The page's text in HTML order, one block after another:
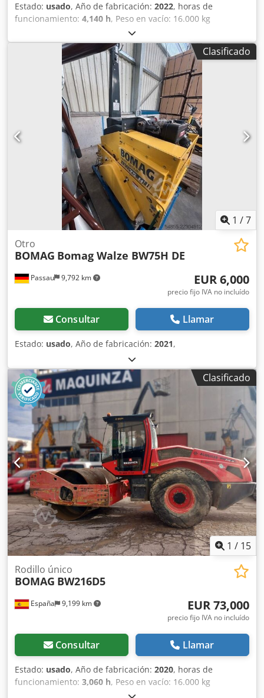
Estado: usado, Año de fabricación: 2022, horas de
funcionamiento: 4,140 h, Peso en vacío: 16.000 kg
Dimensiones (lxanxal): 622 x 230 x 299 cm Ubicación: El
Burgo de Ebro (Zaragoza) Dedpfx Aozi Eb Nsckjck Rodillo
de compactación usado, de hombre sentado marca Bomag
, modelo BW216 D5 . Se trata de una apisonadora de
ruedas y un solo tambor de 16 toneladas. Este versátil
compactador se adapta sin problema a cualquier lugar del
trabajo, proporcionando resultados de compactación y
apisonamiento líderes del sector en obras pequeñas o
medianas, en trabajos de construcción de infraestructura
de transporte como carreteras o construcción de edificios.
El rodillo compactador de ocasión BW216 D5 tiene un peso
de 15.990 kg. y una anchura de tambor de 2,13 m. precio:
PRECIO A CONSULTAR Ancho de tambor: 2.130 mm
Diámetro de tambor: 1.500 mm Capacidad de depósito:
250 l Amplitud: 2,10/1,10 mm CE
Clasificado
1 /7
Passau 9,792 km
Otro
BOMAG Bomag Walze BW75H DE
EUR 6,000
precio fijo IVA no incluído
Consultar Llamar
Estado: usado, Año de fabricación: 2021,
Clasificado
1 / 15
España 9,199 km
Rodillo único
BOMAG BW216D5
EUR 73,000
precio fijo IVA no incluído
Consultar Llamar
Estado: usado, Año de fabricación: 2020, horas de
funcionamiento: 3,060 h, Peso en vacío: 16.000 kg
Dimensiones (lxanxal): 622 x 230 x 299 cm Tipo de motor: